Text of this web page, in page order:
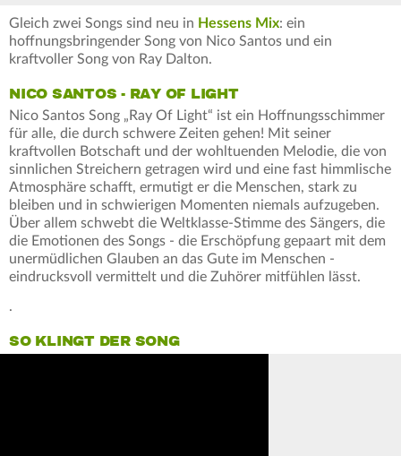
Gleich zwei Songs sind neu in Hessens Mix: ein
hoffnungsbringender Song von Nico Santos und ein
kraftvoller Song von Ray Dalton.
NICO SANTOS - RAY OF LIGHT
Nico Santos Song „Ray Of Light“ ist ein Hoffnungsschimmer
für alle, die durch schwere Zeiten gehen! Mit seiner
kraftvollen Botschaft und der wohltuenden Melodie, die von
sinnlichen Streichern getragen wird und eine fast himmlische
Atmosphäre schafft, ermutigt er die Menschen, stark zu
bleiben und in schwierigen Momenten niemals aufzugeben.
Über allem schwebt die Weltklasse-Stimme des Sängers, die
die Emotionen des Songs - die Erschöpfung gepaart mit dem
unermüdlichen Glauben an das Gute im Menschen -
eindrucksvoll vermittelt und die Zuhörer mitfühlen lässt.
.
SO KLINGT DER SONG